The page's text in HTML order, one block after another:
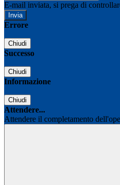
E-mail inviata, si prega di
Errore
Chiudi
Successo
Chiudi
Informazione
Chiudi
Attendere...
Attendere il completamento